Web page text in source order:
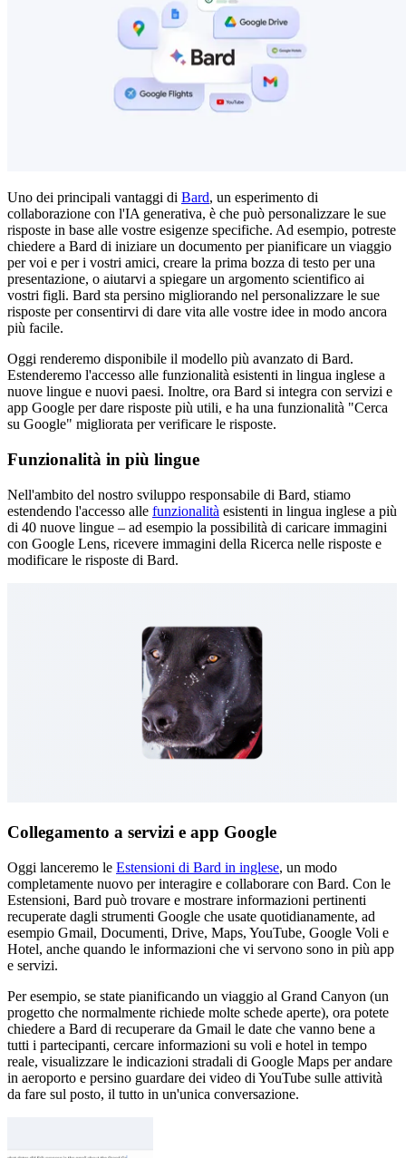
Uno dei principali vantaggi di Bard, un esperimento di
collaborazione con l'IA generativa, è che può personalizzare le sue
risposte in base alle vostre esigenze specifiche. Ad esempio, potreste
chiedere a Bard di iniziare un documento per pianificare un viaggio
per voi e per i vostri amici, creare la prima bozza di testo per una
presentazione, o aiutarvi a spiegare un argomento scientifico ai
vostri figli. Bard sta persino migliorando nel personalizzare le sue
risposte per consentirvi di dare vita alle vostre idee in modo ancora
più facile.
Oggi renderemo disponibile il modello più avanzato di Bard.
Estenderemo l'accesso alle funzionalità esistenti in lingua inglese a
nuove lingue e nuovi paesi. Inoltre, ora Bard si integra con servizi e
app Google per dare risposte più utili, e ha una funzionalità "Cerca
su Google" migliorata per verificare le risposte.
Funzionalità in più lingue
Nell'ambito del nostro sviluppo responsabile di Bard, stiamo
estendendo l'accesso alle funzionalità esistenti in lingua inglese a più
di 40 nuove lingue – ad esempio la possibilità di caricare immagini
con Google Lens, ricevere immagini della Ricerca nelle risposte e
modificare le risposte di Bard.
Collegamento a servizi e app Google
Oggi lanceremo le Estensioni di Bard in inglese, un modo
completamente nuovo per interagire e collaborare con Bard. Con le
Estensioni, Bard può trovare e mostrare informazioni pertinenti
recuperate dagli strumenti Google che usate quotidianamente, ad
esempio Gmail, Documenti, Drive, Maps, YouTube, Google Voli e
Hotel, anche quando le informazioni che vi servono sono in più app
e servizi.
Per esempio, se state pianificando un viaggio al Grand Canyon (un
progetto che normalmente richiede molte schede aperte), ora potete
chiedere a Bard di recuperare da Gmail le date che vanno bene a
tutti i partecipanti, cercare informazioni su voli e hotel in tempo
reale, visualizzare le indicazioni stradali di Google Maps per andare
in aeroporto e persino guardare dei video di YouTube sulle attività
da fare sul posto, il tutto in un'unica conversazione.